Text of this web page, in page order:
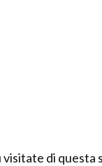
visitate di questa